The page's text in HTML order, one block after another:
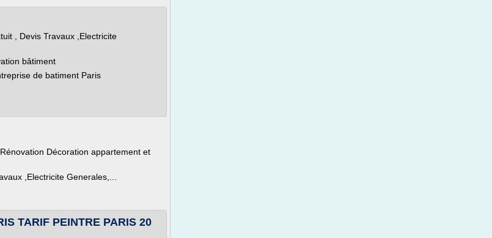
, Devis Travaux ,Electricite
bâtiment
de batiment Paris
Décoration appartement et
,Electricite Generales,...
TARIF PEINTRE PARIS 20